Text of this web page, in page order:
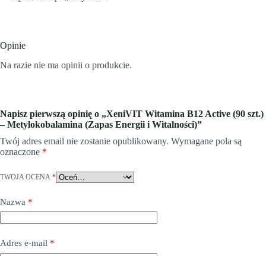
Opinie
Na razie nie ma opinii o produkcie.
Napisz pierwszą opinię o „XeniVIT Witamina B12 Active (90 szt.)
– Metylokobalamina (Zapas Energii i Witalności)”
Twój adres email nie zostanie opublikowany. Wymagane pola są
oznaczone *
TWOJA OCENA *
Nazwa *
Adres e-mail *